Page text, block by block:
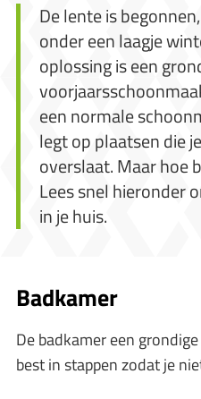
De lente is
onder een laagje
oplossing is een
een normale
legt op plaatsen die
overslaat. Maar hoe
Lees snel hieronder
in je huis.
Badkamer
De badkamer een
best in stappen zodat je